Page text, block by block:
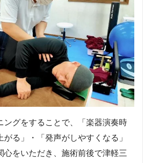
ングをすることで、「楽器演奏時
る」・「発声がしやすくなる」
心をいただき、施術前後で津軽三